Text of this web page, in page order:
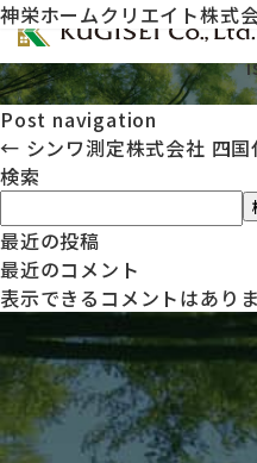
神栄ホームクリエイト株式
This entry was posted
Post navigation
← シンワ測定株式会社 四
検索
最近の投稿
最近のコメント
表示できるコメントはありま